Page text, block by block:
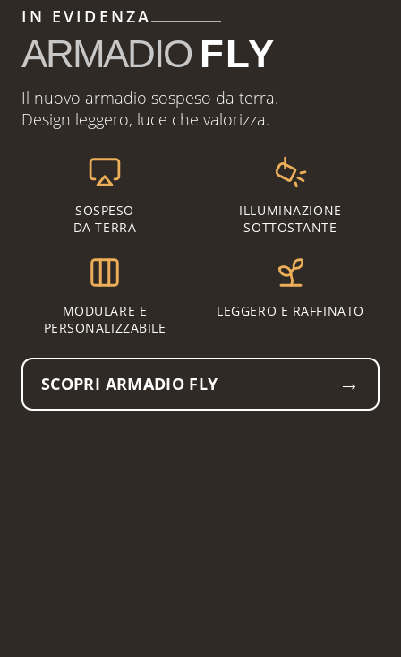
IN EVIDENZA
ARMADIO FLY
Il nuovo armadio sospeso da terra.
Design leggero, luce che valorizza.
SOSPESO
DA TERRA
ILLUMINAZIONE
SOTTOSTANTE
MODULARE E
PERSONALIZZABILE
LEGGERO E RAFFINATO
SCOPRI ARMADIO FLY →